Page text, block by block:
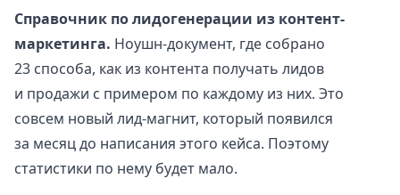
Справочник по лидогенерации из контент-
маркетинга. Ноушн-документ, где собрано
23 способа, как из контента получать лидов
и продажи с примером по каждому из них. Это
совсем новый лид-магнит, который появился
за месяц до написания этого кейса. Поэтому
статистики по нему будет мало.